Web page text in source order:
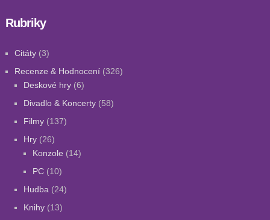
Rubriky
Citáty(3)
Recenze & Hodnocení(326)
Deskové hry(6)
Divadlo & Koncerty(58)
Filmy(137)
Hry(26)
Konzole (14)
PC(10)
Hudba (24)
Knihy(13)